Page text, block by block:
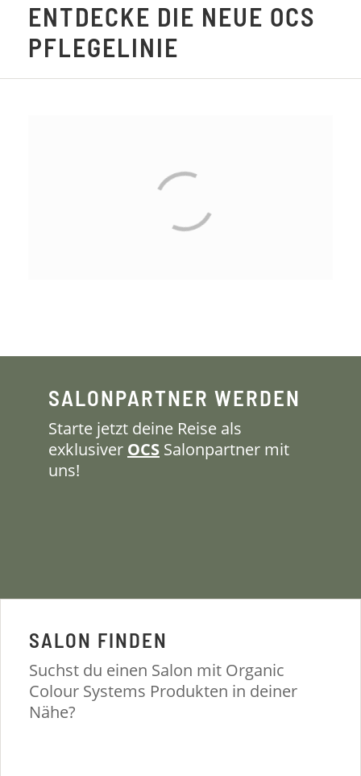
ENTDECKE DIE NEUE OCS
PFLEGELINIE
SALONPARTNER WERDEN
Starte jetzt deine Reise als
exklusiver OCS Salonpartner mit
uns!
SALON FINDEN
Suchst du einen Salon mit Organic
Colour Systems Produkten in deiner
Nähe?